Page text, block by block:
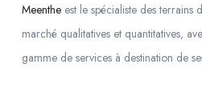
Meenthe est le spécialiste des terrains
marché qualitatives et quantitatives,
gamme de services à destination de